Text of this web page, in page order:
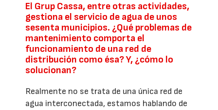
El Grup Cassa, entre otras actividades,
gestiona el servicio de agua de unos
sesenta municipios. ¿Qué problemas de
mantenimiento comporta el
funcionamiento de una red de
distribución como ésa? Y, ¿cómo lo
solucionan?
Realmente no se trata de una única red de
agua interconectada, estamos hablando de